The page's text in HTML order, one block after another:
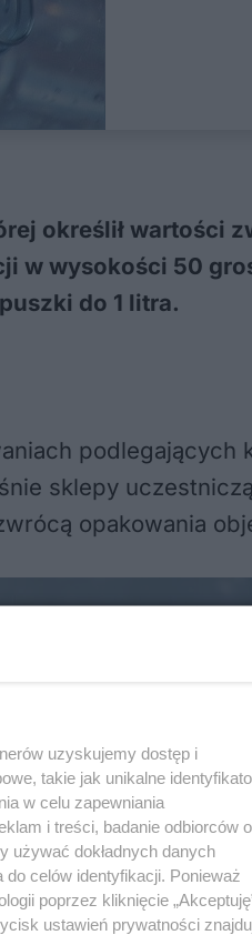
określił wartości
w wysokości 50
do 1 litra.
podlegających
sklepy
opakowania
uzyskujemy dostęp i
takie jak unikalne
w celu zapewniania
i treści, badanie odbiorców
używać dokładnych danych
celów identyfikacji. Ponieważ
poprzez kliknięcie
ustawień prywatności